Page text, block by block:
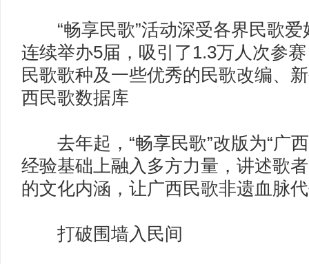
“畅享民歌”活动深受各界民歌爱
连续举办5届，吸引了1.3万人次参
民歌歌种及一些优秀的民歌改编、
西民歌数据库
去年起，“畅享民歌”改版为“广西
经验基础上融入多方力量，讲述歌
的文化内涵，让广西民歌非遗血脉
打破围墙入民间